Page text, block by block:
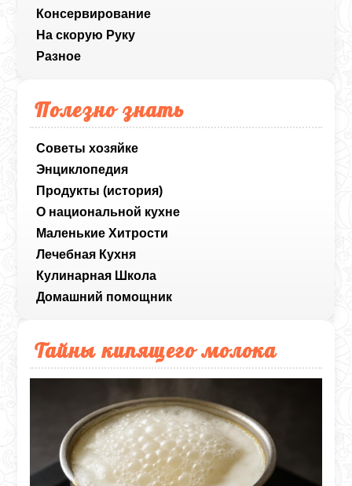
Консервирование
На скорую Руку
Разное
Полезно знать
Советы хозяйке
Энциклопедия
Продукты (история)
О национальной кухне
Маленькие Хитрости
Лечебная Кухня
Кулинарная Школа
Домашний помощник
Тайны кипящего молока